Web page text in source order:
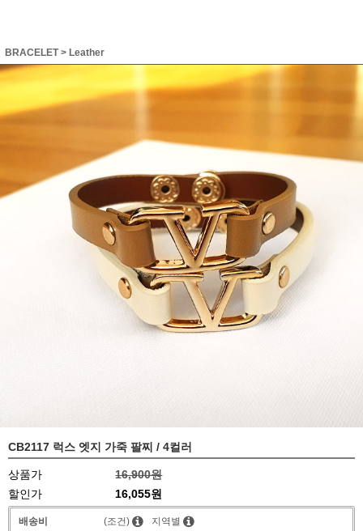
BRACELET> Leather
CB2117 럭스 엣지 가죽 팔찌 / 4컬러
상품가
16,900원
할인가
16,055원
배송비 (조건) 지역별